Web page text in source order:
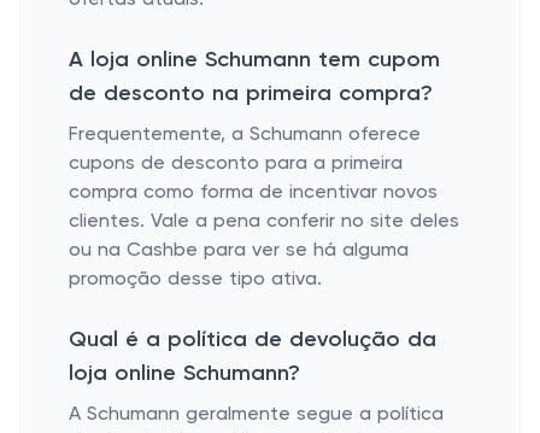
A loja online Schumann tem cupom
de desconto na primeira compra?
Frequentemente, a Schumann oferece
cupons de desconto para a primeira
compra como forma de incentivar novos
clientes. Vale a pena conferir no site deles
ou na Cashbe para ver se há alguma
promoção desse tipo ativa.
Qual é a política de devolução da
loja online Schumann?
A Schumann geralmente segue a política